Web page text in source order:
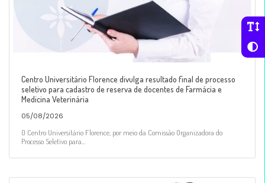
Centro Universitário Florence divulga resultado final de processo
seletivo para cadastro de reserva de docentes de Farmácia e
Medicina Veterinária
05/08/2026
O Centro Universitário Florence, por meio da Comissão Organizadora do
Processo Seletivo para...